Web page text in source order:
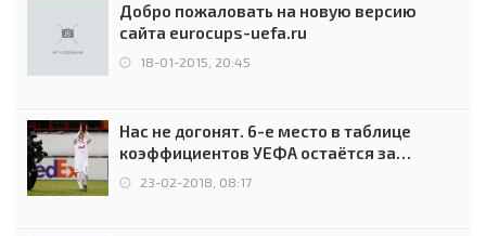
Добро пожаловать на новую версию
сайта eurocups-uefa.ru
18-01-2015, 20:45
Нас не догонят. 6-е место в таблице
коэффициентов УЕФА остаётся за
Россией
23-02-2018, 08:17